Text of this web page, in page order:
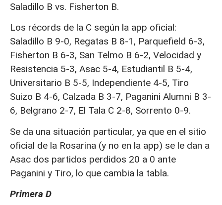
Saladillo B vs. Fisherton B.
Los récords de la C según la app oficial:
Saladillo B 9-0, Regatas B 8-1, Parquefield 6-3,
Fisherton B 6-3, San Telmo B 6-2, Velocidad y
Resistencia 5-3, Asac 5-4, Estudiantil B 5-4,
Universitario B 5-5, Independiente 4-5, Tiro
Suizo B 4-6, Calzada B 3-7, Paganini Alumni B 3-
6, Belgrano 2-7, El Tala C 2-8, Sorrento 0-9.
Se da una situación particular, ya que en el sitio
oficial de la Rosarina (y no en la app) se le dan a
Asac dos partidos perdidos 20 a 0 ante
Paganini y Tiro, lo que cambia la tabla.
Primera D